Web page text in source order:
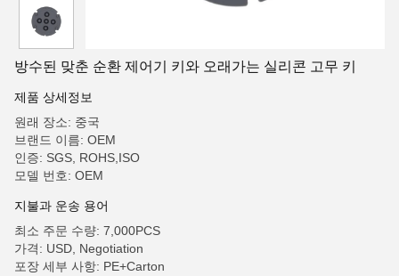
방수된 맞춘 순환 제어기 키와 오래가는 실리콘 고무 키
제품 상세정보
원래 장소: 중국
브랜드 이름: OEM
인증: SGS, ROHS,ISO
모델 번호: OEM
지불과 운송 용어
최소 주문 수량: 7,000PCS
가격: USD, Negotiation
포장 세부 사항: PE+Carton